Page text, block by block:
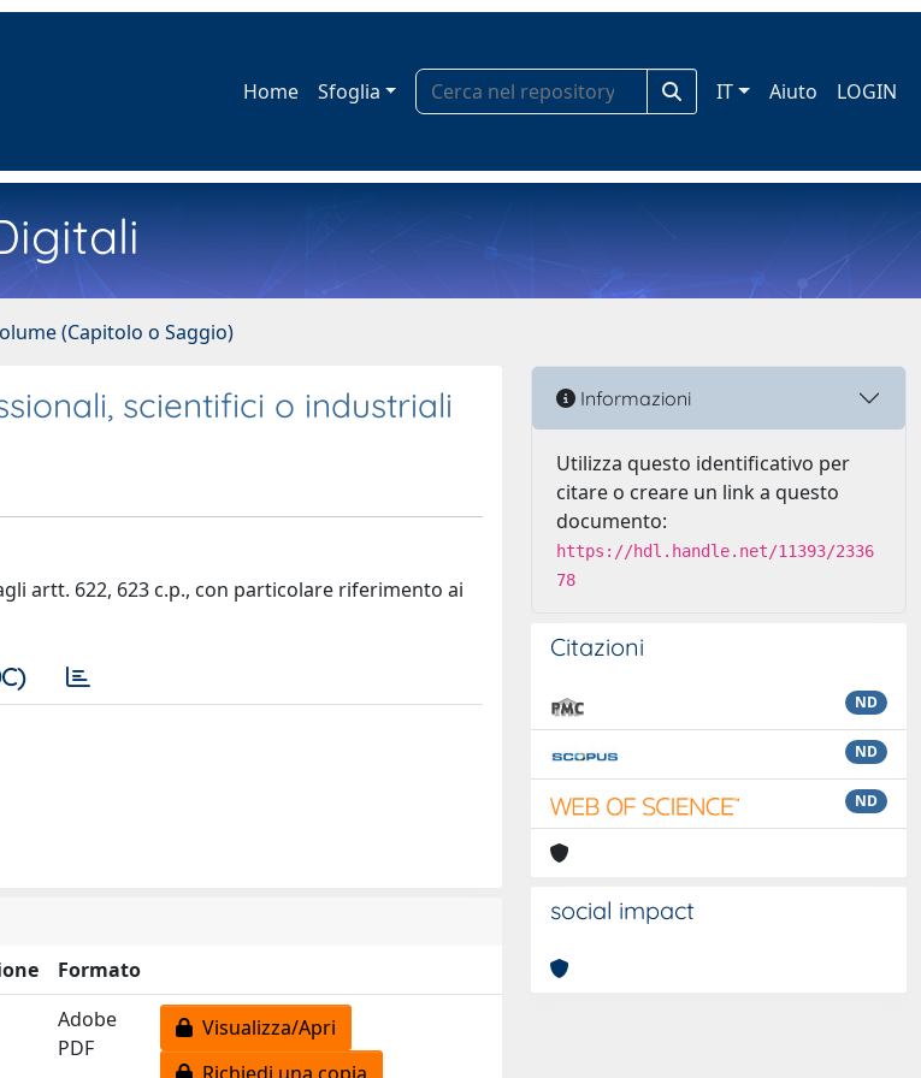
Home Sfoglia IT Aiuto LOGIN
(Capitolo o Saggio)
scientifici o industriali
artt. 622, 623 c.p., con particolare riferimento ai
Formato
Adobe
PDF
Visualizza/Apri
Informazioni
Utilizza questo identificativo per
citare o creare un link a questo
documento:
https://hdl.handle.net/11393/2336
78
Citazioni
ND
ND
ND
social impact